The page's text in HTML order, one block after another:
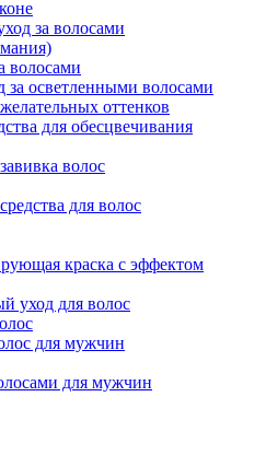
за волосами
волосами
за осветленными волосами
оттенков
для обесцвечивания
волос
для волос
краска с эффектом
уход для волос
для мужчин
для мужчин